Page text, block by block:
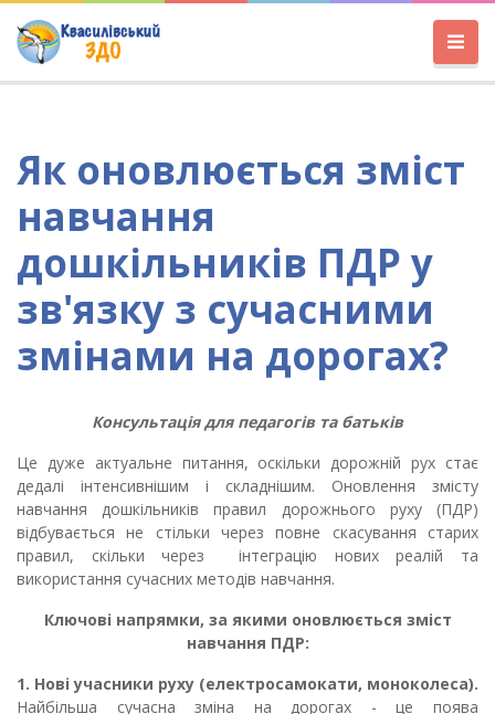
Як оновлюється зміст
навчання
дошкільників ПДР у
зв'язку з сучасними
змінами на дорогах?
Консультація для педагогів та батьків
Це дуже актуальне питання, оскільки дорожній рух стає
дедалі інтенсивнішим і складнішим. Оновлення змісту
навчання дошкільників правил дорожнього руху (ПДР)
відбувається не стільки через повне скасування старих
правил, скільки через інтеграцію нових реалій та
використання сучасних методів навчання.
Ключові напрямки, за якими оновлюється зміст
навчання ПДР:
1. Нові учасники руху (електросамокати, моноколеса).
Найбільша сучасна зміна на дорогах - це поява